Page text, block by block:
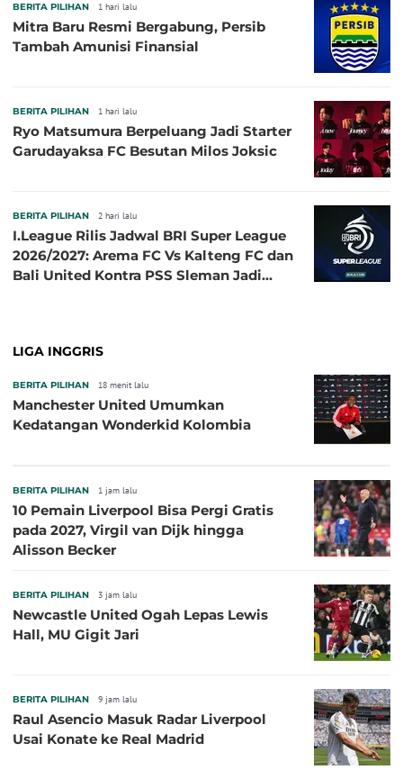
BERITA PILIHAN 1 hari lalu
Mitra Baru Resmi Bergabung, Persib
Tambah Amunisi Finansial
BERITA PILIHAN 1 hari lalu
Ryo Matsumura Berpeluang Jadi Starter
Garudayaksa FC Besutan Milos Joksic
BERITA PILIHAN 2 hari lalu
I.League Rilis Jadwal BRI Super League
2026/2027: Arema FC Vs Kalteng FC dan
Bali United Kontra PSS Sleman Jadi
LIGA INGGRIS
BERITA PILIHAN 18 menit lalu
Manchester United Umumkan
Kedatangan Wonderkid Kolombia
BERITA PILIHAN 1 jam lalu
10 Pemain Liverpool Bisa Pergi Gratis
pada 2027, Virgil van Dijk hingga
Alisson Becker
BERITA PILIHAN 3 jam lalu
Newcastle United Ogah Lepas Lewis
Hall, MU Gigit Jari
BERITA PILIHAN 9 jam lalu
Raul Asencio Masuk Radar Liverpool
Usai Konate ke Real Madrid